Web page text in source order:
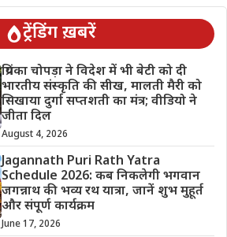
ट्रेंडिंग ख़बरें
प्रियंका चोपड़ा ने विदेश में भी बेटी को दी
भारतीय संस्कृति की सीख, मालती मैरी को
सिखाया दुर्गा सप्तशती का मंत्र; वीडियो ने
जीता दिल
August 4, 2026
Jagannath Puri Rath Yatra
Schedule 2026: कब निकलेगी भगवान
जगन्नाथ की भव्य रथ यात्रा, जानें शुभ मुहूर्त
और संपूर्ण कार्यक्रम
June 17, 2026